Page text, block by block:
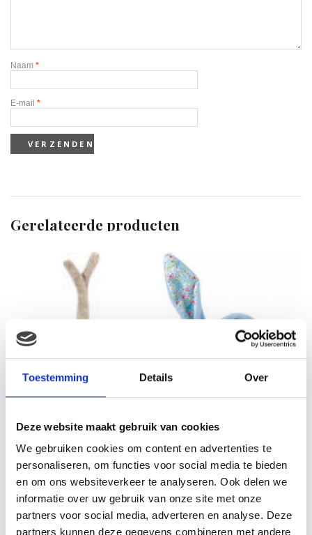
Toestemming Details Over
Deze website maakt gebruik van cookies
We gebruiken cookies om content en advertenties te
personaliseren, om functies voor social media te bieden
en om ons websiteverkeer te analyseren. Ook delen we
informatie over uw gebruik van onze site met onze
partners voor social media, adverteren en analyse. Deze
partners kunnen deze gegevens combineren met andere
Naam *
E-mail *
Gerelateerde producten
Kaethe Kruse
Knuffelgrijper Haas
€12.90